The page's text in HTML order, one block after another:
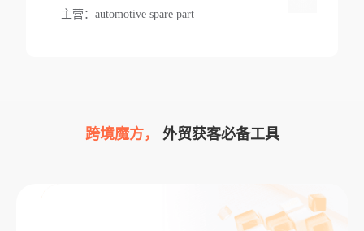
主营： automotive spare part
跨境魔方， 外贸获客必备工具